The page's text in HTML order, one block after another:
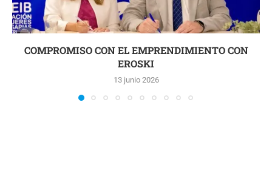
COMPROMISO CON EL EMPRENDIMIENTO CON
EROSKI
13 junio 2026